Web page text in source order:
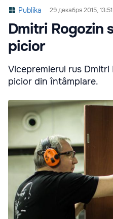
Publika 29 декабря 2015, 13:51
Dmitri Rogozin
picior
Vicepremierul rus
picior din întâmplare.